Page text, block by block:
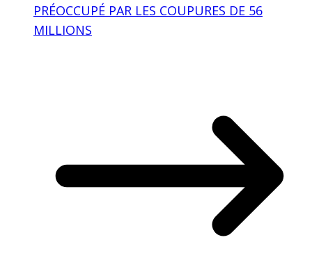
PRÉOCCUPÉ PAR LES COUPURES DE 56
MILLIONS